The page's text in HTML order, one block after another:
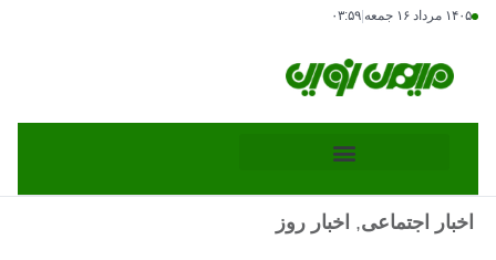
۱۴۰۵ مرداد ۱۶ جمعه ۰۳:۵۹
اخبار اجتماعی, اخبار روز